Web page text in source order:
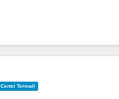
Centri Termali